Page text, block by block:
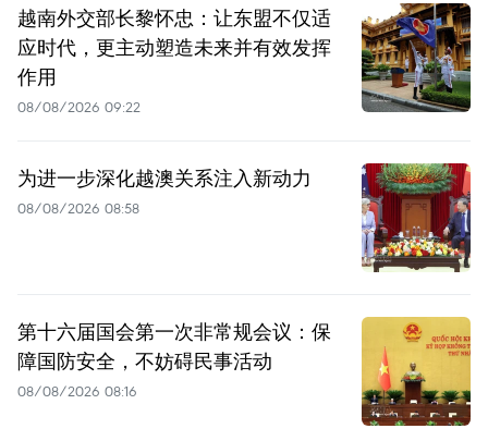
越南外交部长黎怀忠：让东盟不仅适
应时代，更主动塑造未来并有效发挥
作用
08/08/2026 09:22
为进一步深化越澳关系注入新动力
08/08/2026 08:58
第十六届国会第一次非常规会议：保
障国防安全，不妨碍民事活动
08/08/2026 08:16